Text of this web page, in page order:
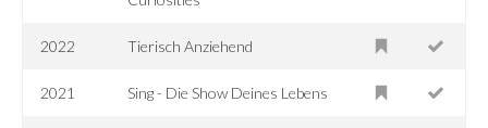
2022 Tierisch Anziehend
2021 Sing - Die Show Deines Lebens